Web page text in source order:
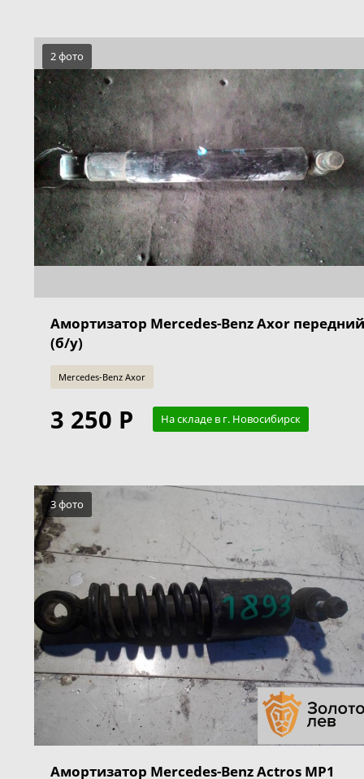
2 фото
Амортизатор Mercedes-Benz Axor передний
(б/у)
Mercedes-Benz Axor
3 250 Р На складе в г. Новосибирск
3 фото
Амортизатор Mercedes-Benz Actros MP1